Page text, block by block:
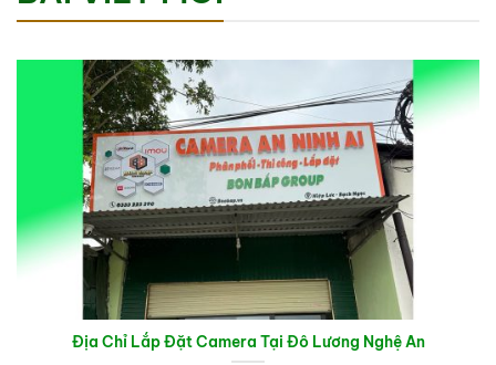
Địa Chỉ Lắp Đặt Camera Tại Đô Lương Nghệ An